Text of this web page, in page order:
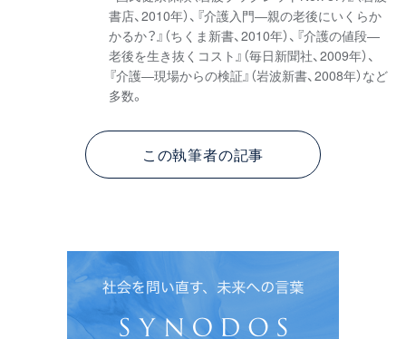
書店、2010年）、『介護入門―親の老後にいくらか
かるか？』（ちくま新書、2010年）、『介護の値段―
老後を生き抜くコスト』（毎日新聞社、2009年）、
『介護―現場からの検証』（岩波新書、2008年）など
多数。
この執筆者の記事